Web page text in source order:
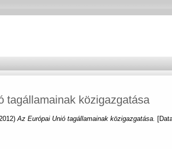
tagállamainak közigazgatása
Az Európai Unió tagállamainak közigazgatása.